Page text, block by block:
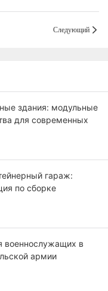
Следующий
здания: модульные
для современных
гараж:
по сборке
военнослужащих в
армии